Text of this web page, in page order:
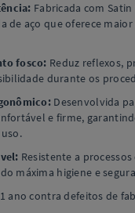
Fabricada com
de aço que oferece maior
fosco: Reduz reflexos,
durante os
Desenvolvida
e firme,
Resistente a
máxima higiene e
1 ano contra defeitos de